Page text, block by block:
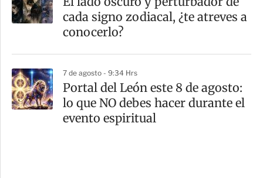
cada signo zodiacal, ¿te atreves a
conocerlo?
7 de agosto - 9:34 Hrs
Portal del León este 8 de agosto:
lo que NO debes hacer durante el
evento espiritual